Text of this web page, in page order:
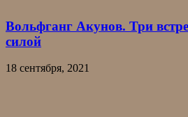
Вольфганг Акунов. Три
силой
18 сентября, 2021